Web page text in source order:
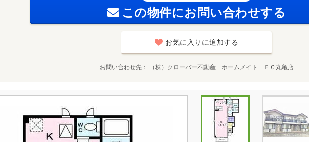
この物件にお問い合わせする
お気に入りに追加する
お問い合わせ先 （株）クローバー不動産 ホームメイト ＦＣ丸亀店